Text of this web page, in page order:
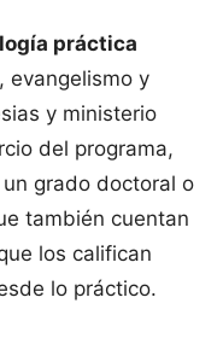
práctica
evangelismo y
y ministerio
del programa,
grado doctoral o
también cuentan
los califican
lo práctico.